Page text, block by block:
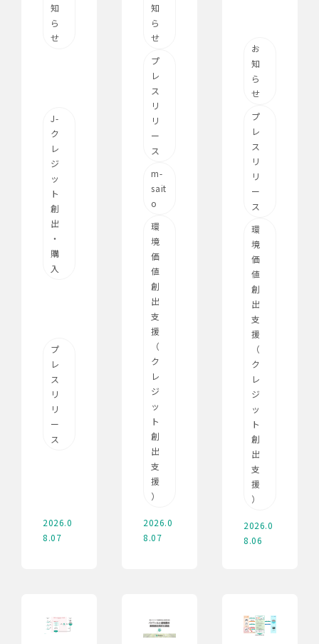
知
ら
せ
J-
ク
レ
ジ
ッ
ト
創
出
・
購
入
プ
レ
ス
リ
リ
ー
ス
2026.0
8.07
知
ら
せ
プ
レ
ス
リ
リ
ー
ス
m-
sait
o
環
境
価
値
創
出
支
援
（
ク
レ
ジ
ッ
ト
創
出
支
援
）
2026.0
8.07
お
知
ら
せ
プ
レ
ス
リ
リ
ー
ス
環
境
価
値
創
出
支
援
（
ク
レ
ジ
ッ
ト
創
出
支
援
）
2026.0
8.06